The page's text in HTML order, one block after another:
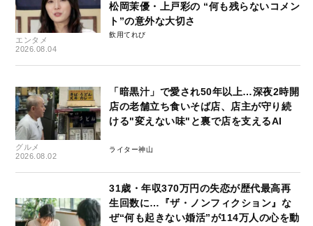
エンタメ
2026.08.04
松岡茉優・上戸彩の “何も残らないコメン
ト”の意外な大切さ
飲用てれび
グルメ
2026.08.02
「暗黒汁」で愛され50年以上…深夜2時開
店の老舗立ち食いそば店、店主が守り続
ける"変えない味"と裏で店を支えるAI
ライター神山
31歳・年収370万円の失恋が歴代最高再
生回数に…『ザ・ノンフィクション』な
ぜ“何も起きない婚活”が114万人の心を動